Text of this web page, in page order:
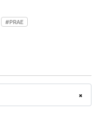
#PRAE
×